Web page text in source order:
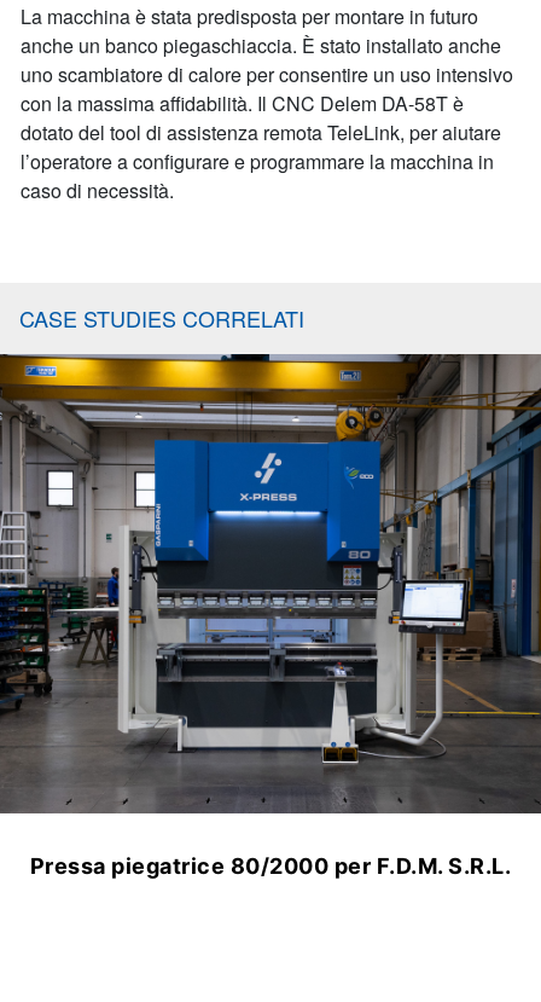
La macchina è stata predisposta per montare in futuro
anche un banco piegaschiaccia. È stato installato anche
uno scambiatore di calore per consentire un uso intensivo
con la massima affidabilità. Il CNC Delem DA-58T è
dotato del tool di assistenza remota TeleLink, per aiutare
l’operatore a configurare e programmare la macchina in
caso di necessità.
CASE STUDIES CORRELATI
Pressa piegatrice 80/2000 per F.D.M. S.R.L.